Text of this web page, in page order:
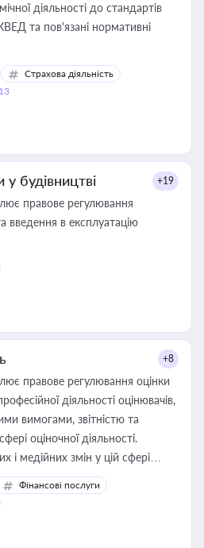
діяльності до стандартів
та пов'язані нормативні
Страхова діяльність
будівництві +19
правове регулювання
введення в експлуатацію
+8
правове регулювання оцінки
діяльності оцінювачів,
вимогами, звітністю та
оціночної діяльності.
і медійних змін у цій сфері
керівника, юриста або
приватизації, оренди
угод і перевірки
діяльності
Фінансові послуги